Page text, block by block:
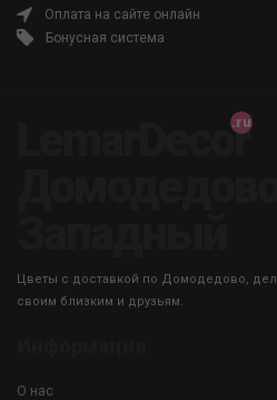
Оплата на сайте онлайн
Бонусная система
LemarDecor
Цветы с доставкой по Домодедово,
своим близким и друзьям.
О нас